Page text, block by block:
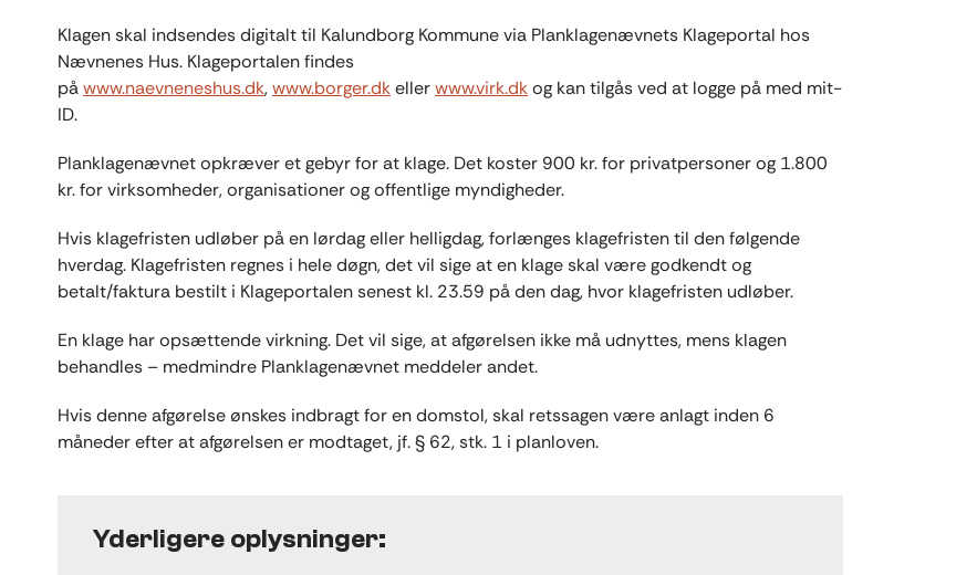
Klagen skal indsendes digitalt til Kalundborg Kommune via Planklagenævnets Klageportal hos
Nævnenes Hus. Klageportalen findes
påwww.naevneneshus.dk,www.borger.dkellerwww.virk.dkog kan tilgås ved at logge på med mit-
ID.
Planklagenævnet opkræver et gebyr for at klage. Det koster 900 kr. for privatpersoner og 1.800
kr. for virksomheder, organisationer og offentlige myndigheder.
Hvis klagefristen udløber på en lørdag eller helligdag, forlænges klagefristen til den følgende
hverdag. Klagefristen regnes i hele døgn, det vil sige at en klage skal være godkendt og
betalt/faktura bestilt i Klageportalen senest kl. 23.59 på den dag, hvor klagefristen udløber.
En klage har opsættende virkning. Det vil sige, at afgørelsen ikke må udnyttes, mens klagen
behandles – medmindre Planklagenævnet meddeler andet.
Hvis denne afgørelse ønskes indbragt for en domstol, skal retssagen være anlagt inden 6
måneder efter at afgørelsen er modtaget, jf. § 62, stk. 1 i planloven.
Yderligere oplysninger: